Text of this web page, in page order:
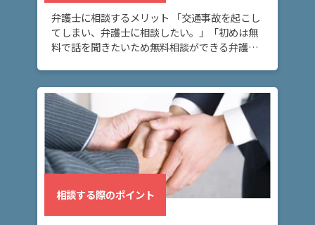
弁護士に相談するメリット 「交通事故を起こし
てしまい、弁護士に相談したい。」「初めは無
料で話を聞きたいため無料相談ができる弁護士
へ。この […]
相談する際のポイント